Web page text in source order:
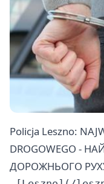
Policja Leszno:
DROGOWEGO -
ДОРОЖНЬОГО